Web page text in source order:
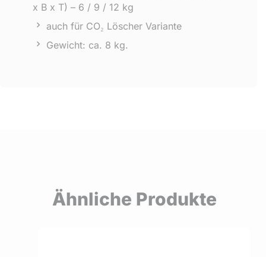
x B x T) – 6 / 9 / 12 kg
auch für CO₂ Löscher Variante
Gewicht: ca. 8 kg.
Ähnliche Produkte